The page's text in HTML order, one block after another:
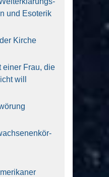
und Eso­te­rik
Kir­che
einer Frau, die
will